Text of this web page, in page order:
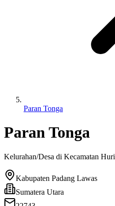
Paran Tonga
Paran Tonga
Kelurahan/Desa di Kecamatan
Kabupaten Padang Lawas
Sumatera Utara